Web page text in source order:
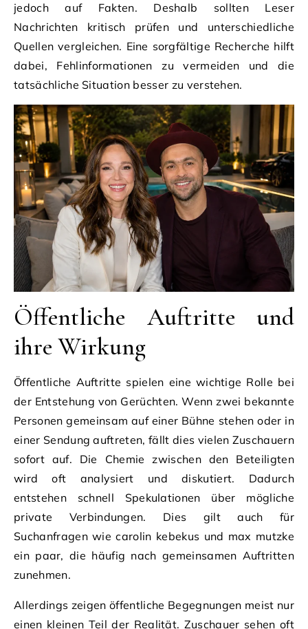
jedoch auf Fakten. Deshalb sollten Leser
Nachrichten kritisch prüfen und unterschiedliche
Quellen vergleichen. Eine sorgfältige Recherche hilft
dabei, Fehlinformationen zu vermeiden und die
tatsächliche Situation besser zu verstehen.
Öffentliche Auftritte und
ihre Wirkung
Öffentliche Auftritte spielen eine wichtige Rolle bei
der Entstehung von Gerüchten. Wenn zwei bekannte
Personen gemeinsam auf einer Bühne stehen oder in
einer Sendung auftreten, fällt dies vielen Zuschauern
sofort auf. Die Chemie zwischen den Beteiligten
wird oft analysiert und diskutiert. Dadurch
entstehen schnell Spekulationen über mögliche
private Verbindungen. Dies gilt auch für
Suchanfragen wie carolin kebekus und max mutzke
ein paar, die häufig nach gemeinsamen Auftritten
zunehmen.
Allerdings zeigen öffentliche Begegnungen meist nur
einen kleinen Teil der Realität. Zuschauer sehen oft